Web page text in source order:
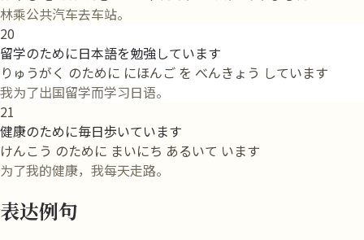
林乘公共汽车去车站。
20
留学のために日本語を勉強しています
りゅうがく のために にほんご を べんきょう しています
我为了出国留学而学习日语。
21
健康のために毎日歩いています
けんこう のために まいにち あるいて います
为了我的健康，我每天走路。
表达例句